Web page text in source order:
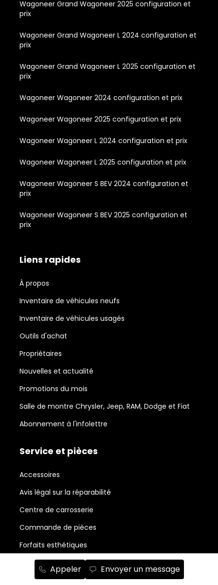
Appeler Envoyer un message
Wagoneer Grand Wagoneer 2025 configuration et
prix
Wagoneer Grand Wagoneer L 2024 configuration et
prix
Wagoneer Grand Wagoneer L 2025 configuration et
prix
Wagoneer Wagoneer 2024 configuration et prix
Wagoneer Wagoneer 2025 configuration et prix
Wagoneer Wagoneer L 2024 configuration et prix
Wagoneer Wagoneer L 2025 configuration et prix
Wagoneer Wagoneer S BEV 2024 configuration et
prix
Wagoneer Wagoneer S BEV 2025 configuration et
prix
Liens rapides
À propos
Inventaire de véhicules neufs
Inventaire de véhicules usagés
Outils d'achat
Propriétaires
Nouvelles et actualité
Promotions du mois
Salle de montre Chrysler, Jeep, RAM, Dodge et Fiat
Abonnement à l'infolettre
Service et pièces
Accessoires
Avis légal sur la réparabilité
Centre de carrosserie
Commande de pièces
Forfaits esthétiques
Planifiez un rendez-vous